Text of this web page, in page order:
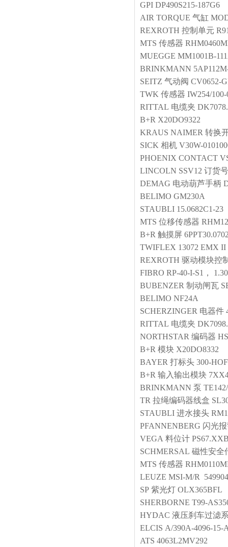
GPI DP490S215-187G6
AIR TORQUE 气缸
REXROTH 控制单元
MTS 传感器
MUEGGE MM1001B-
BRINKMANN
SEITZ 气动阀 CV0652-
TWK 传感器 IW254/
RITTAL 电缆夹
B+R X20DO9322
KRAUS NAIMER 转换
SICK 相机 V30W-
PHOENIX CONTACT
LINCOLN SSV12 订货
DEMAG 电动葫芦手柄
BELIMO GM230A
STAUBLI 15.0682C1-23
MTS 位移传感器
B+R 触摸屏
TWIFLEX 13072 EMX II
REXROTH 驱动模块控
FIBRO RP-40-I-S1，
BUBENZER 制动闸瓦
BELIMO NF24A
SCHERZINGER 电器件
RITTAL 电缆夹
NORTHSTAR 编码器
B+R 模块 X20DO8332
BAYER 打标头 300-
B+R 输入输出模块
BRINKMANN 泵
TR 拉绳编码器线盒
STAUBLI 进水接头
PFANNENBERG 闪光
VEGA 料位计
SCHMERSAL 磁性安全
MTS 传感器
LEUZE MSI-M/R 549904
SP 紫光灯 OLX365BFL
SHERBORNE T99-
HYDAC 液压刹车过滤
ELCIS A/390A-4096-15-
ATS 4063L2MV292